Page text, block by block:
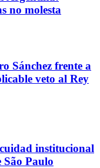
no molesta
Sánchez frente a
veto al Rey
institucional
Paulo